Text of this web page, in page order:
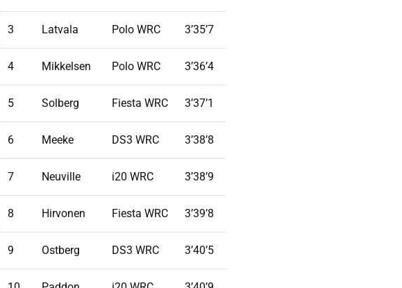
3 Latvala Polo WRC 3’35’7
4 Mikkelsen Polo WRC 3’36’4
5 Solberg Fiesta WRC 3’37’1
6 Meeke DS3 WRC 3’38’8
7 Neuville i20 WRC 3’38’9
8 Hirvonen Fiesta WRC 3’39’8
9 Ostberg DS3 WRC 3’40’5